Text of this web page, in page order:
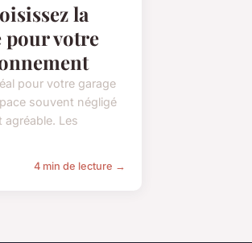
la
pour votre
pour votre garage
souvent négligé
Les
4 min de lecture →